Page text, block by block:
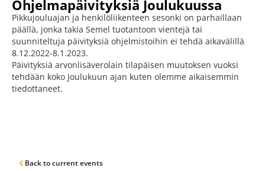
Ohjelmapäivityksiä Joulukuussa
Pikkujouluajan ja henkilöliikenteen sesonki on parhaillaan
päällä, jonka takia Semel tuotantoon vientejä tai
suunniteltuja päivityksiä ohjelmistoihin ei tehdä aikavälillä
8.12.2022-8.1.2023.
Päivityksiä arvonlisäverolain tilapäisen muutoksen vuoksi
tehdään koko Joulukuun ajan kuten olemme aikaisemmin
tiedottaneet.
Back to current events